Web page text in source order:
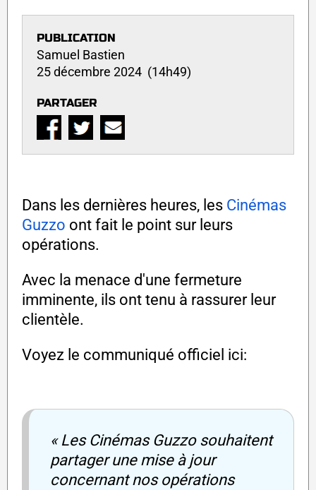
PUBLICATION
Samuel Bastien
25 décembre 2024 (14h49)
PARTAGER
Dans les dernières heures, les Cinémas
Guzzo ont fait le point sur leurs
opérations.
Avec la menace d'une fermeture
imminente, ils ont tenu à rassurer leur
clientèle.
Voyez le communiqué officiel ici:
« Les Cinémas Guzzo souhaitent
partager une mise à jour
concernant nos opérations